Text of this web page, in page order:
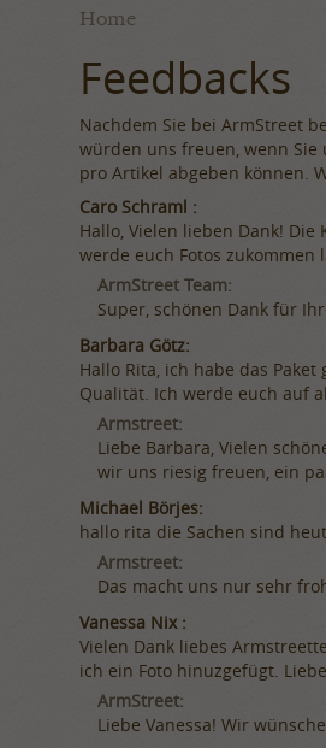
Home
Feedbacks
Nachdem Sie bei ArmStreet
würden uns freuen, wenn Sie
pro Artikel abgeben können.
Caro Schraml :
Hallo, Vielen lieben Dank!
werde euch Fotos zukommen
ArmStreet Team:
Super, schönen Dank für
Barbara Götz:
Hallo Rita, ich habe das
Qualität. Ich werde euch auf
Armstreet:
Liebe Barbara, Vielen
wir uns riesig freuen, ein
Michael Börjes:
hallo rita die Sachen sind
Armstreet:
Das macht uns nur sehr
Vanessa Nix :
Vielen Dank liebes
ich ein Foto hinuzgefügt.
ArmStreet:
Liebe Vanessa! Wir